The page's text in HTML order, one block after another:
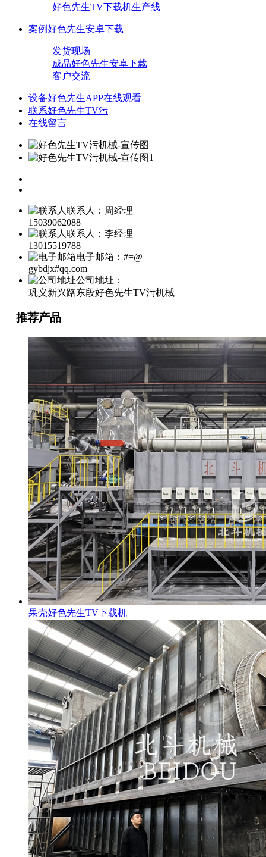
好色先生TV下载机生产线
案例好色先生安卓下载
发货现场
成品好色先生安卓下载
客户交流
设备好色先生APP在线观看
联系好色先生TV污
在线留言
联系人：周经理
15039062088
联系人：李经理
13015519788
电子邮箱：#=@
gybdjx#qq.com
公司地址：
巩义新兴路东段好色先生TV污机械
推荐产品
果壳好色先生TV下载机